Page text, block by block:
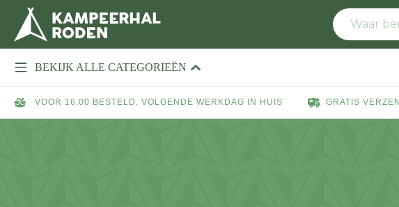
BEKIJK ALLE CATEGORIEËN
VOOR 16.00 BESTELD, VOLGENDE WERKDAG IN HUIS GRATIS